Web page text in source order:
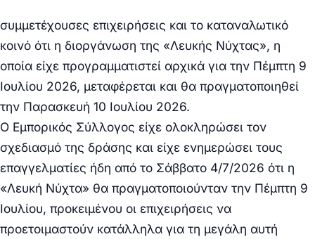
συμμετέχουσες επιχειρήσεις και το καταναλωτικό
κοινό ότι η διοργάνωση της «Λευκής Νύχτας», η
οποία είχε προγραμματιστεί αρχικά για την Πέμπτη 9
Ιουλίου 2026, μεταφέρεται και θα πραγματοποιηθεί
την Παρασκευή 10 Ιουλίου 2026.
Ο Εμπορικός Σύλλογος είχε ολοκληρώσει τον
σχεδιασμό της δράσης και είχε ενημερώσει τους
επαγγελματίες ήδη από το Σάββατο 4/7/2026 ότι η
«Λευκή Νύχτα» θα πραγματοποιούνταν την Πέμπτη 9
Ιουλίου, προκειμένου οι επιχειρήσεις να
προετοιμαστούν κατάλληλα για τη μεγάλη αυτή